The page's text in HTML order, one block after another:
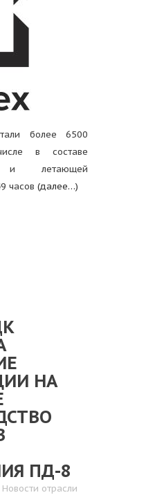
более 6500
в составе
и летающей
часов (далее…)
НА
ПД-8
Новости отрасли